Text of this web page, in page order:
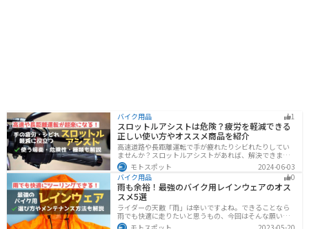
バイク用品 1
スロットルアシストは危険？疲労を軽減できる
正しい使い方やオススメ商品を紹介
高速道路や長距離運転で手が疲れたりシビれたりしてい
ませんか？スロットルアシストがあれば、解決できま
す。この記事ではスロットルアシストを安全に使う場
面、危険性、種類、オススメの商品について解説しま
す。長距離運転をもっと楽にしたいと思っている人は参
考にしてください。
モトスポット
2024-06-03
バイク用品
0
雨も余裕！最強のバイク用レインウェアのオス
スメ5選
ライダーの天敵「雨」は辛いですよね。できることなら
雨でも快適に走りたいと思うもの、今回はそんな願いを
叶える最強のバイク用レインウェアを紹介します。レイ